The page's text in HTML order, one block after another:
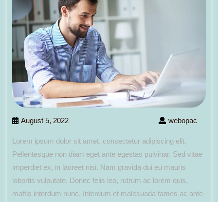
August 5, 2022 webopac
Lorem ipsum dolor sit amet, consectetur adipiscing elit.
Pellentesque non diam eget ante egestas pulvinar. Sed vitae
imperdiet ex, in laoreet nisi. Nam gravida dui eu mauris
lobortis vulputate. Donec felis leo, rutrum ac lorem quis,
mattis interdum nunc. Interdum et malesuada fames ac ante